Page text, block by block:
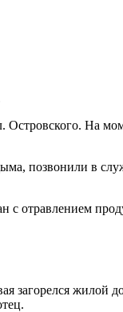
На
позвонили в
отравлением
загорелся жилой